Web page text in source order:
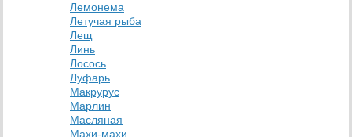
Лемонема
Летучая рыба
Лещ
Линь
Лосось
Луфарь
Макрурус
Марлин
Масляная
Махи-махи